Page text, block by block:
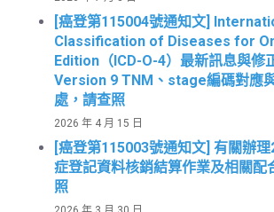
[癌登第115004號通知文]
Classification of Diseases for
Edition（ICD-O-4）最新訊息與修
Version 9 TNM、stage編碼對應
處，請查照
2026 年 4 月 15 日
[癌登第115003號通知文] 有關辦
症登記資料核銷結算作業及相關配
照